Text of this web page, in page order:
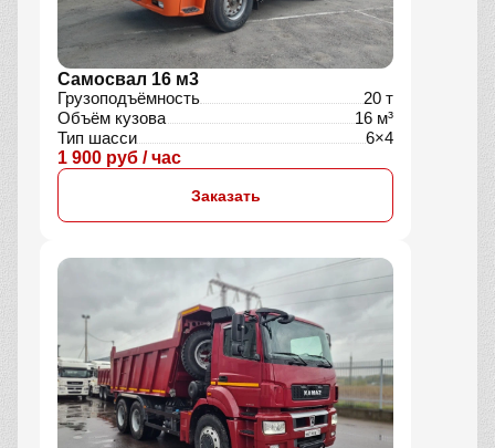
Самосвал 16 м3
Грузоподъёмность
20 т
Объём кузова
16 м³
Тип шасси
6×4
1 900 руб / час
Заказать